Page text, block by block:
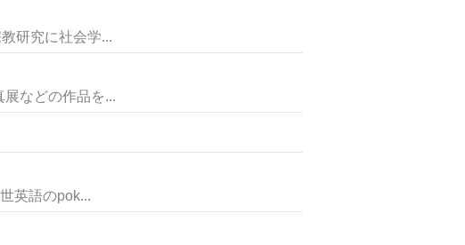
研究に社会学...
などの作品を...
英語のpok...